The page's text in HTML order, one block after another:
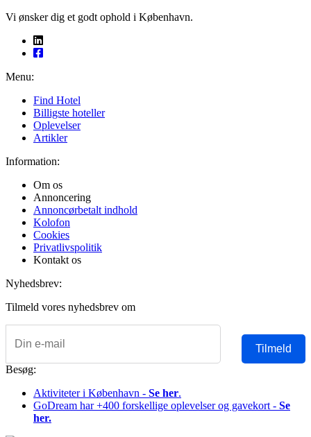
Vi ønsker dig et godt ophold i København.
Menu:
Find Hotel
Billigste hoteller
Oplevelser
Artikler
Information:
Om os
Annoncering
Annoncørbetalt indhold
Kolofon
Cookies
Privatlivspolitik
Kontakt os
Nyhedsbrev:
Tilmeld vores nyhedsbrev om
Tilmeld
Besøg:
Aktiviteter i København - Se her.
GoDream har +400 forskellige oplevelser og gavekort - Se
her.